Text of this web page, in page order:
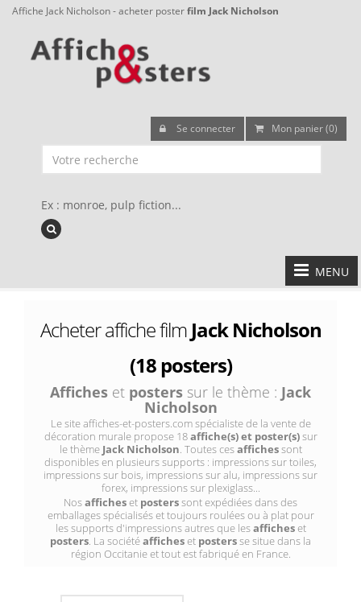
Affiche Jack Nicholson - acheter posterfilm Jack Nicholson
Se connecter Mon panier (0)
Ex : monroe, pulp fiction...
MENU
Acheter affiche film Jack Nicholson
(18 posters)
Affiches et posters sur le thème : Jack
Nicholson
Le site affiches-et-posters.com spécialiste de la vente de
décoration murale propose 18affiche(s) et poster(s)sur
le thème Jack Nicholson. Toutes cesaffichessont
disponibles en plusieurs supports : impressions sur toiles,
impressions sur bois, impressions sur alu, impressions sur
forex, impressions sur plexiglass...
Nosafficheset posterssont expédiées dans des
emballages spécialisés et toujours roulées ou à plat pour
les supports d'impressions autres que lesafficheset
posters. La sociétéafficheset postersse situe dans la
région Occitanie et tout est fabriqué en France.